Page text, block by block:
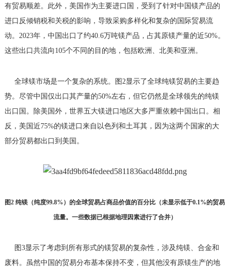
有贸易顺差。此外，美国作为主要进口国，受到了针对中国镁产品的
进口反倾销税和关税的影响，导致采购多样化和复杂的国际贸易流
动。2023年，中国出口了约40.6万吨镁产品，占其原镁产量的近50%。
这些出口共流向105个不同的目的地，包括欧洲、北美和亚洲。
全球镁市场是一个复杂的系统。图2显示了全球纯镁贸易的主要趋
势。尽管中国仅出口其产量的50%左右，但它仍然是全球领先的纯镁
出口国。除美国外，世界五大镁进口地区大多严重依赖中国出口。相
反，美国近75%的镁进口来自以色列和土耳其，因为这两个国家的大
部分贸易都出口到美国。
图2 纯镁（纯度99.8%）的全球贸易占商品价值的百分比（未显示低于0.1%的贸易
流量。一些数据已根据地理因素进行了合并）
图3显示了考虑到所有形式的镁贸易的复杂性，涉及纯镁、合金和
废料。虽然中国的贸易分布基本保持不变，但其他没有原镁生产的地